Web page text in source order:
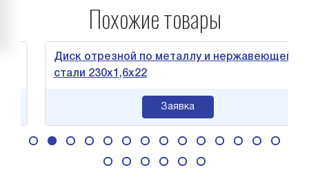
Похожие товары
Диск отрезной по металлу и нержавеющей
стали 230х1,6х22
Заявка